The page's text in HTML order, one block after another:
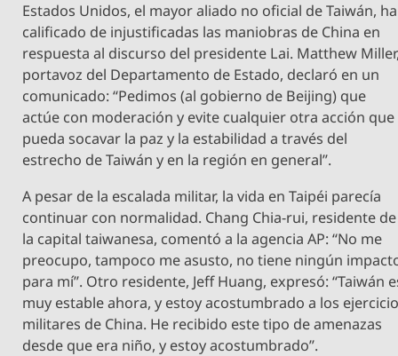
Estados Unidos, el mayor aliado no oficial de Taiwán, ha
calificado de injustificadas las maniobras de China en
respuesta al discurso del presidente Lai. Matthew
portavoz del Departamento de Estado, declaró en un
comunicado: “Pedimos (al gobierno de Beijing) que
actúe con moderación y evite cualquier otra acción que
pueda socavar la paz y la estabilidad a través del
estrecho de Taiwán y en la región en general”.
A pesar de la escalada militar, la vida en Taipéi parecía
continuar con normalidad. Chang Chia-rui, residente de
la capital taiwanesa, comentó a la agencia AP: “No me
preocupo, tampoco me asusto, no tiene ningún
para mí”. Otro residente, Jeff Huang, expresó: “Taiwán
muy estable ahora, y estoy acostumbrado a los
militares de China. He recibido este tipo de amenazas
desde que era niño, y estoy acostumbrado”.